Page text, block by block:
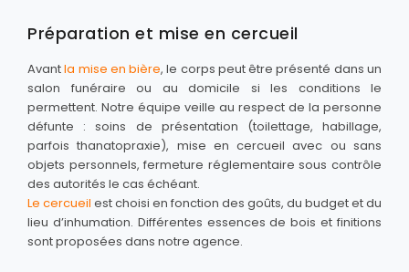
Préparation et mise en cercueil
Avantla mise en bière, le corps peut être présenté dans un
salon funéraire ou au domicile si les conditions le
permettent. Notre équipe veille au respect de la personne
défunte : soins de présentation (toilettage, habillage,
parfois thanatopraxie), mise en cercueil avec ou sans
objets personnels, fermeture réglementaire sous contrôle
des autorités le cas échéant.
Le cercueil est choisi en fonction des goûts, du budget et du
lieu d’inhumation. Différentes essences de bois et finitions
sont proposées dans notre agence.